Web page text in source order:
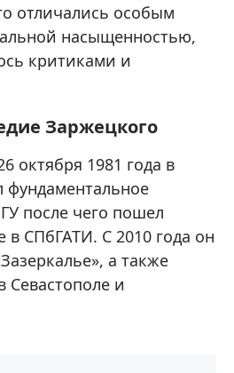
отличались особым
насыщенностью,
критиками и
Заржецкого
октября 1981 года в
фундаментальное
после чего пошел
в СПбГАТИ. С 2010 года он
а также
Севастополе и